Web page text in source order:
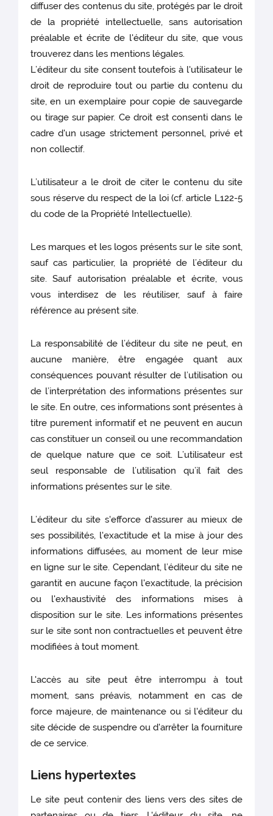
diffuser des contenus du site, protégés par le droit
de la propriété intellectuelle, sans autorisation
préalable et écrite de l'éditeur du site, que vous
trouverez dans les mentions légales.
L’éditeur du site consent toutefois à l'utilisateur le
droit de reproduire tout ou partie du contenu du
site, en un exemplaire pour copie de sauvegarde
ou tirage sur papier. Ce droit est consenti dans le
cadre d'un usage strictement personnel, privé et
non collectif.
L’utilisateur a le droit de citer le contenu du site
sous réserve du respect de la loi (cf. article L122-5
du code de la Propriété Intellectuelle).
Les marques et les logos présents sur le site sont,
sauf cas particulier, la propriété de l’éditeur du
site. Sauf autorisation préalable et écrite, vous
vous interdisez de les réutiliser, sauf à faire
référence au présent site.
La responsabilité de l’éditeur du site ne peut, en
aucune manière, être engagée quant aux
conséquences pouvant résulter de l’utilisation ou
de l’interprétation des informations présentes sur
le site. En outre, ces informations sont présentes à
titre purement informatif et ne peuvent en aucun
cas constituer un conseil ou une recommandation
de quelque nature que ce soit. L’utilisateur est
seul responsable de l’utilisation qu’il fait des
informations présentes sur le site.
L’éditeur du site s'efforce d'assurer au mieux de
ses possibilités, l'exactitude et la mise à jour des
informations diffusées, au moment de leur mise
en ligne sur le site. Cependant, l’éditeur du site ne
garantit en aucune façon l'exactitude, la précision
ou l'exhaustivité des informations mises à
disposition sur le site. Les informations présentes
sur le site sont non contractuelles et peuvent être
modifiées à tout moment.
L'accès au site peut être interrompu à tout
moment, sans préavis, notamment en cas de
force majeure, de maintenance ou si l'éditeur du
site décide de suspendre ou d'arrêter la fourniture
de ce service.
Liens hypertextes
Le site peut contenir des liens vers des sites de